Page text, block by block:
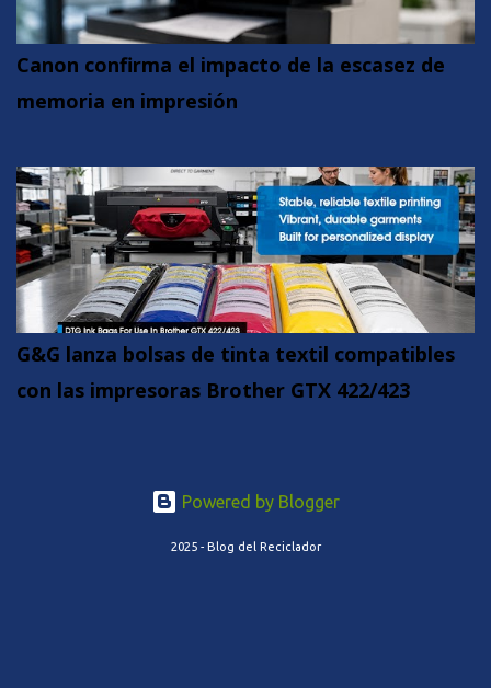
Canon confirma el impacto de la escasez de
memoria en impresión
G&G lanza bolsas de tinta textil compatibles
con las impresoras Brother GTX 422/423
Powered by Blogger
2025 - Blog del Reciclador